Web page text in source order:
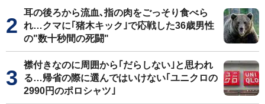
耳の後ろから流血､指の肉をごっそり食べら
れ…クマに｢猪木キック｣で応戦した36歳男性
の"数十秒間の死闘"
襟付きなのに周囲から｢だらしない｣と思われ
る…帰省の際に選んではいけない｢ユニクロの
2990円のポロシャツ｣